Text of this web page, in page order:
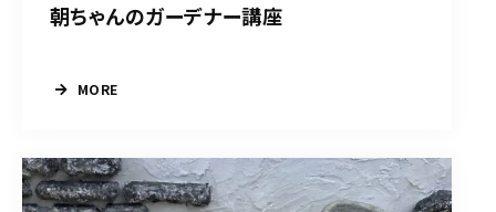
朝ちゃんのガーデナー講座
MORE